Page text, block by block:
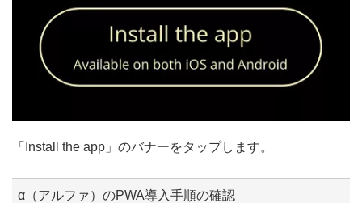
「Install the app」のバナーをタップします。
α（アルファ）のPWA導入手順の確認